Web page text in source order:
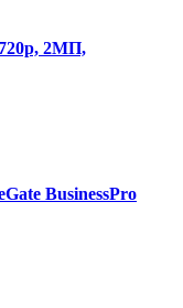
2МП,
BusinessPro